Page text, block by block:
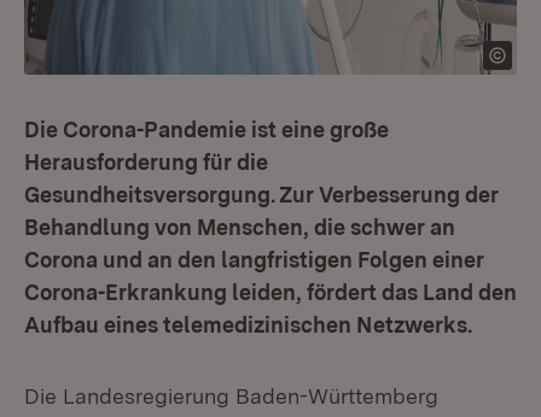
Die Corona-Pandemie ist eine große
Herausforderung für die
Gesundheitsversorgung. Zur Verbesserung der
Behandlung von Menschen, die schwer an
Corona und an den langfristigen Folgen einer
Corona-Erkrankung leiden, fördert das Land den
Aufbau eines telemedizinischen Netzwerks.
Die Landesregierung Baden-Württemberg